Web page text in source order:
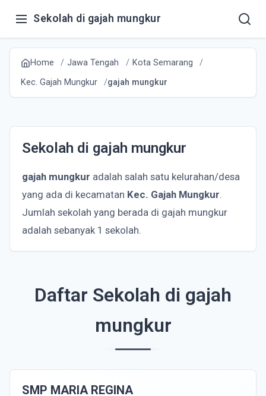
Sekolah di gajah mungkur
Home Jawa Tengah
Kota Semarang
Kec. Gajah Mungkur
gajah mungkur
Sekolah di gajah mungkur
gajah mungkur adalah salah satu kelurahan/desa
yang ada di kecamatan Kec. Gajah Mungkur.
Jumlah sekolah yang berada di gajah mungkur
adalah sebanyak 1 sekolah.
Daftar Sekolah di gajah
mungkur
SMP MARIA REGINA